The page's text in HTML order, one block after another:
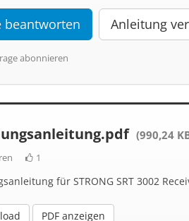
beantworten Anleitung
abonnieren
(990,24
1
für STRONG SRT 3002
PDF anzeigen